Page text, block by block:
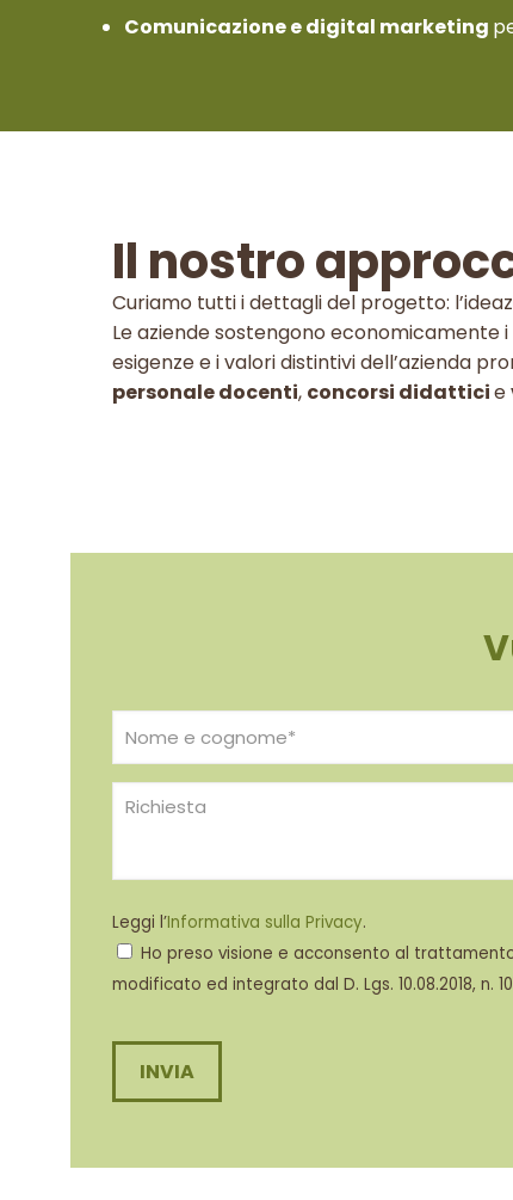
Comunicazione e digital marketing
Il nostro
Curiamo tutti i dettagli del progetto:
Le aziende sostengono
esigenze e i valori distintivi dell’azienda
personaledocenti, concorsi didatticie
Leggi l’Informativa sulla Privacy.
Ho preso visione e acconsento al trattamento
modificato ed integrato dal D. Lgs. 10.08.2018, n.